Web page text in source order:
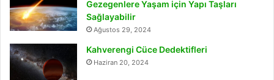
Gezegenlere Yaşam için Yapı Taşları
Sağlayabilir
Ağustos 29, 2024
Kahverengi Cüce Dedektifleri
Haziran 20, 2024